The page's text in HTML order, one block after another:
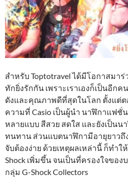
สำหรับ Toptotravel ได้มีโอกาสมาร่
ทักยิ่งรักกัน เพราะเราเองก็เป็นอีก
ดังและคุณภาพดีที่สุดในโลก ตั้งแต่
ความที่ Casio เป็นผู้นำ นาฬิกาแฟชั่
หลายแบบ สีสวย สดใส และยังเป็น
ทนทาน ส่วนแบตนาฬิกามีอายุยาวถึง
จับต้องง่าย ด้วยเหตุผลเหล่านี้ ก็ทำ
Shock เพิ่มขึ้น จนเป็นที่ครองใจขอ
กลุ่ม G-Shock Collectors